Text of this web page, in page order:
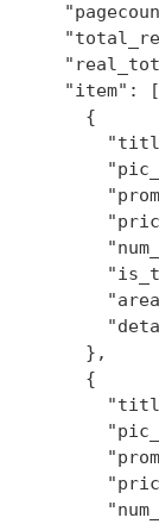
    "item": [
      {
      },
      {